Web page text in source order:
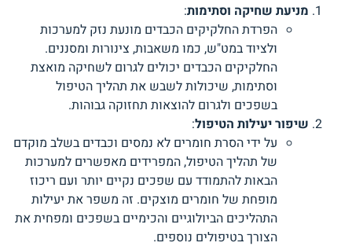
מניעת שחיקה וסתימות:
הפרדת החלקיקים הכבדים מונעת נזק למערכות
ולציוד במט"ש, כמו משאבות, צינורות ומסננים.
החלקיקים הכבדים יכולים לגרום לשחיקה מואצת
וסתימות, שיכולות לשבש את תהליך הטיפול
בשפכים ולגרום להוצאות תחזוקה גבוהות.
שיפור יעילות הטיפול:
על ידי הסרת חומרים לא נמסים וכבדים בשלב מוקדם
של תהליך הטיפול, המפרידים מאפשרים למערכות
הבאות להתמודד עם שפכים נקיים יותר ועם ריכוז
מופחת של חומרים מוצקים. זה משפר את יעילות
התהליכים הביולוגיים והכימיים בשפכים ומפחית את
הצורך בטיפולים נוספים.